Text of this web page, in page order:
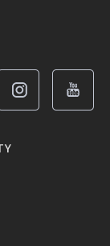
Jeżeli jednak
już w
na przykład
rozliczenia.
znaczenie
raportowania
deklaracji. W